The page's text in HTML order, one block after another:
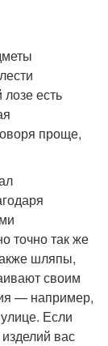
есть
проще,
точно так же
шляпы,
своим
— например,
Если
вас